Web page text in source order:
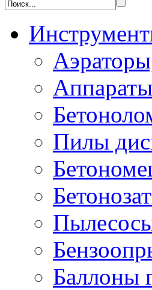
Пилы
Баллоны